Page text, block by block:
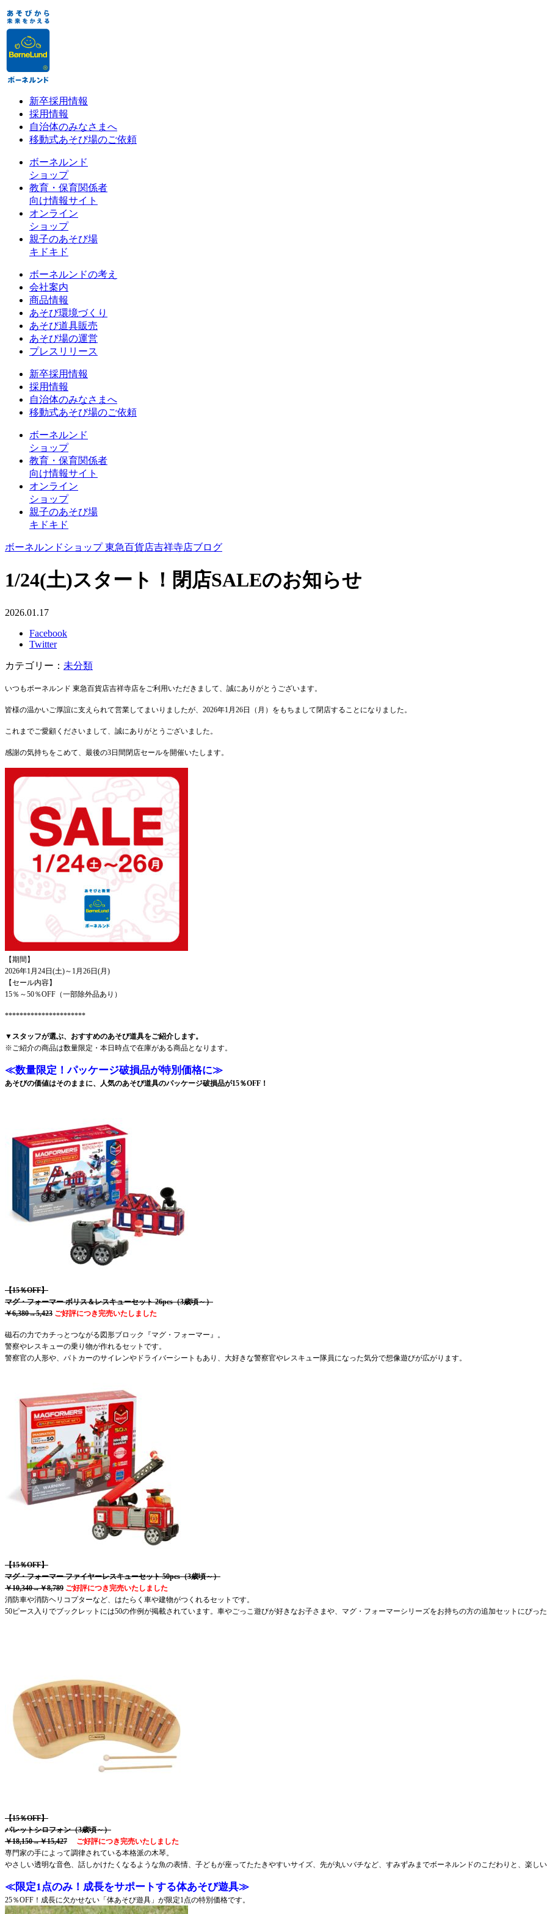
新卒採用情報
採用情報
自治体のみなさまへ
移動式あそび場のご依頼
ボーネルンド
ショップ
教育・保育関係者
向け情報サイト
オンライン
ショップ
親子のあそび場
キドキド
ボーネルンドの考え
会社案内
商品情報
あそび環境づくり
あそび道具販売
あそび場の運営
プレスリリース
新卒採用情報
採用情報
自治体のみなさまへ
移動式あそび場のご依頼
ボーネルンド
ショップ
教育・保育関係者
向け情報サイト
オンライン
ショップ
親子のあそび場
キドキド
ボーネルンドショップ 東急百貨店吉祥寺店ブログ
1/24(土)スタート！閉店SALEのお知らせ
2026.01.17
Facebook
Twitter
カテゴリー： 未分類
いつもボーネルンド 東急百貨店吉祥寺店をご利用いただきまして、誠にありがとうございます。
皆様の温かいご厚誼に支えられて営業してまいりましたが、2026年1月26日（月）をもちまして閉店することになりました。
これまでご愛顧くださいまして、誠にありがとうございました。
感謝の気持ちをこめて、最後の3日間閉店セールを開催いたします。
【期間】
2026年1月24日(土)～1月26日(月)
【セール内容】
15％～50％OFF（一部除外品あり）
**********************
▼スタッフが選ぶ、おすすめのあそび道具をご紹介します。
※ご紹介の商品は数量限定・本日時点で在庫がある商品となります。
≪数量限定！パッケージ破損品が特別価格に≫
あそびの価値はそのままに、人気のあそび道具のパッケージ破損品が15％OFF！
【15％OFF】
マグ・フォーマー ボリス＆レスキューセット 26pcs（3歳頃～）
￥6,380→5,423 ご好評につき完売いたしました
磁石の力でカチっとつながる図形ブロック『マグ・フォーマー』。
警察やレスキューの乗り物が作れるセットです。
警察官の人形や、パトカーのサイレンやドライバーシートもあり、大好きな警察官やレスキュー隊員になった気分で想像遊びが広がります。
【15％OFF】
マグ・フォーマー ファイヤーレスキューセット 50pcs（3歳頃～）
￥10,340→￥8,789 ご好評につき完売いたしました
消防車や消防ヘリコプターなど、はたらく車や建物がつくれるセットです。
50ピース入りでブックレットには50の作例が掲載されています。車やごっこ遊びが好きなお子さまや、マグ・フォーマーシリーズをお持ちの方の追加セットにぴっ
【15％OFF】
パレットシロフォン（3歳頃～）
￥18,150→￥15,427 ご好評につき完売いたしました
専門家の手によって調律されている本格派の木琴。
やさしい透明な音色、話しかけたくなるような魚の表情、子どもが座ってたたきやすいサイズ、先が丸いバチなど、すみずみまでボーネルンドのこだわりと、楽し
≪限定1点のみ！成長をサポートする体あそび遊具≫
25％OFF！成長に欠かせない「体あそび遊具」が限定1点の特別価格です。